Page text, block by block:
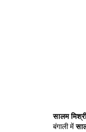
सालम
बंगाली में